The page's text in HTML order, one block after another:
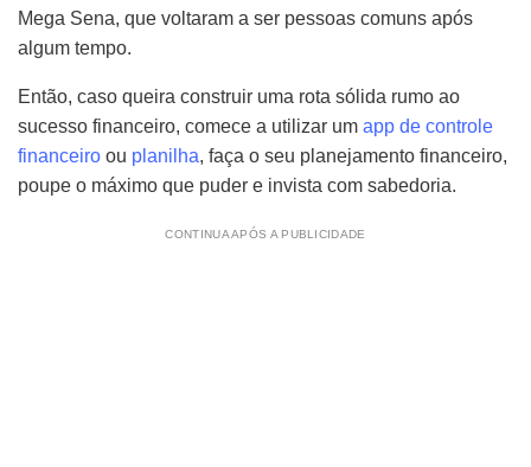
Mega Sena, que voltaram a ser pessoas comuns após
algum tempo.
Então, caso queira construir uma rota sólida rumo ao
sucesso financeiro, comece a utilizar um app de controle
financeiro ou planilha, faça o seu planejamento financeiro,
poupe o máximo que puder e invista com sabedoria.
CONTINUA APÓS A PUBLICIDADE